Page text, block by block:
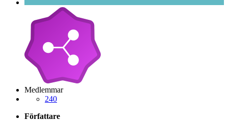
Medlemmar
240
Författare